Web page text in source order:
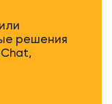
решения